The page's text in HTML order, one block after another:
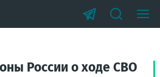
России о ходе СВО